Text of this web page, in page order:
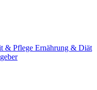
& Pflege Ernährung & Diät